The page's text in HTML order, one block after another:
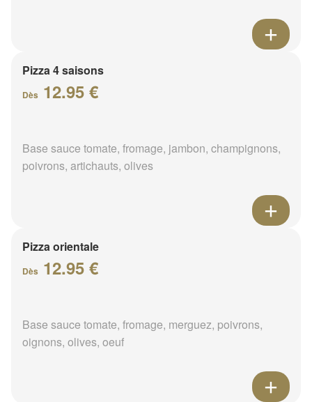
Pizza 4 saisons
Dès 12.95 €
Base sauce tomate, fromage, jambon, champignons,
poivrons, artichauts, olives
Pizza orientale
Dès 12.95 €
Base sauce tomate, fromage, merguez, poivrons,
oignons, olives, oeuf